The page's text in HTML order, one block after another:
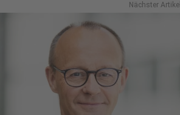
Nächster Artikel